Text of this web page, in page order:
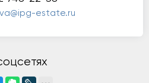
estate.ru